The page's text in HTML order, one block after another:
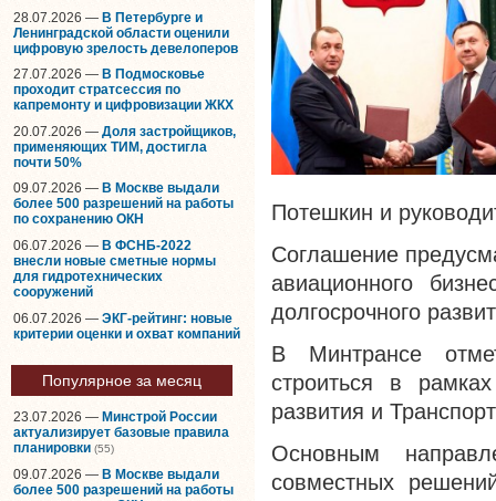
28.07.2026 — В Петербурге и
Ленинградской области оценили
цифровую зрелость девелоперов
27.07.2026 — В Подмосковье
проходит стратсессия по
капремонту и цифровизации ЖКХ
20.07.2026 — Доля застройщиков,
применяющих ТИМ, достигла
почти 50%
09.07.2026 — В Москве выдали
более 500 разрешений на работы
по сохранению ОКН
06.07.2026 — В ФСНБ-2022
внесли новые сметные нормы
для гидротехнических
сооружений
06.07.2026 — ЭКГ-рейтинг: новые
критерии оценки и охват компаний
Популярное за месяц
23.07.2026 — Минстрой России
актуализирует базовые правила
планировки (55)
09.07.2026 — В Москве выдали
более 500 разрешений на работы
Потешкин и
Соглашение
авиационного
долгосрочного
В Минтрансе
строиться в
развития и
Основным
совместных